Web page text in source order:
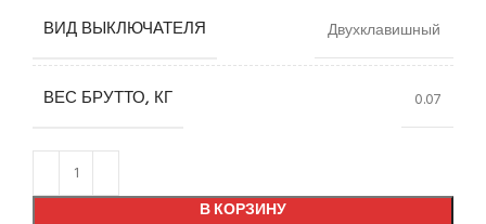
ВИД ВЫКЛЮЧАТЕЛЯ Двухклавишный
ВЕС БРУТТО, КГ 0.07
В КОРЗИНУ